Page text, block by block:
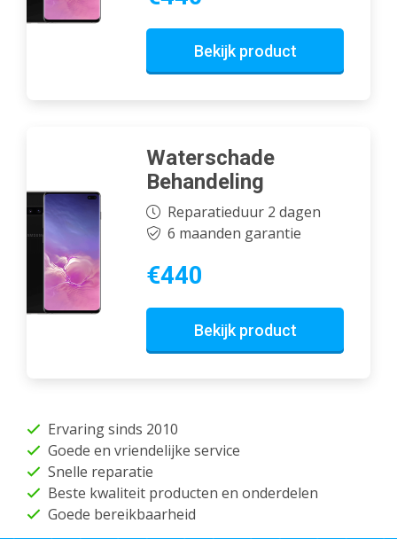
Bekijk product
Waterschade
Behandeling
Reparatieduur 2 dagen
6 maanden garantie
€440
Bekijk product
Ervaring sinds 2010
Goede en vriendelijke service
Snelle reparatie
Beste kwaliteit producten en onderdelen
Goede bereikbaarheid